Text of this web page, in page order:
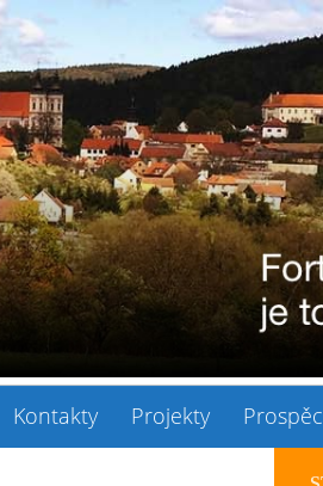
Kontakty Projekty